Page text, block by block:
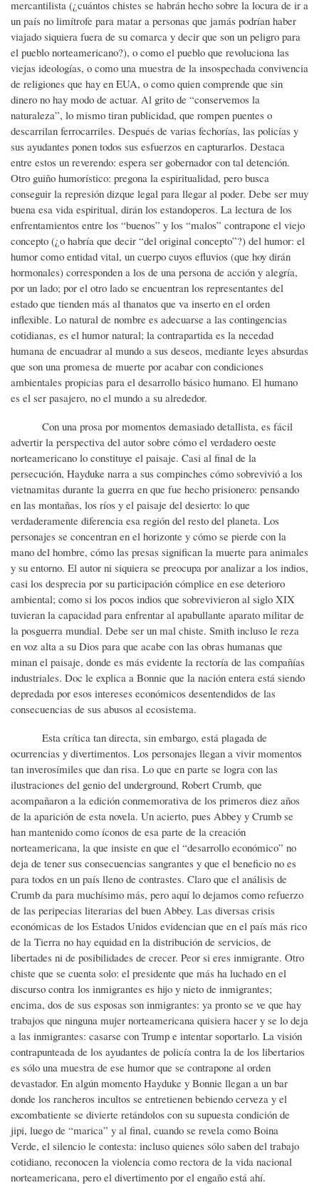
mercantilista (¿cuántos chistes se habrán hecho sobre la locura de ir a
un país no limítrofe para matar a personas que jamás podrían haber
viajado siquiera fuera de su comarca y decir que son un peligro para
el pueblo norteamericano?), o como el pueblo que revoluciona las
viejas ideologías, o como una muestra de la insospechada convivencia
de religiones que hay en EUA, o como quien comprende que sin
dinero no hay modo de actuar. Al grito de “conservemos la
naturaleza”, lo mismo tiran publicidad, que rompen puentes o
descarrilan ferrocarriles. Después de varias fechorías, las policías y
sus ayudantes ponen todos sus esfuerzos en capturarlos. Destaca
entre estos un reverendo: espera ser gobernador con tal detención.
Otro guiño humorístico: pregona la espiritualidad, pero busca
conseguir la represión dizque legal para llegar al poder. Debe ser muy
buena esa vida espiritual, dirán los estandoperos. La lectura de los
enfrentamientos entre los “buenos” y los “malos” contrapone el viejo
concepto (¿o habría que decir “del original concepto”?) del humor: el
humor como entidad vital, un cuerpo cuyos efluvios (que hoy dirán
hormonales) corresponden a los de una persona de acción y alegría,
por un lado; por el otro lado se encuentran los representantes del
estado que tienden más al thanatos que va inserto en el orden
inflexible. Lo natural de nombre es adecuarse a las contingencias
cotidianas, es el humor natural; la contrapartida es la necedad
humana de encuadrar al mundo a sus deseos, mediante leyes absurdas
que son una promesa de muerte por acabar con condiciones
ambientales propicias para el desarrollo básico humano. El humano
es el ser pasajero, no el mundo a su alrededor.
Con una prosa por momentos demasiado detallista, es fácil
advertir la perspectiva del autor sobre cómo el verdadero oeste
norteamericano lo constituye el paisaje. Casi al final de la
persecución, Hayduke narra a sus compinches cómo sobrevivió a los
vietnamitas durante la guerra en que fue hecho prisionero: pensando
en las montañas, los ríos y el paisaje del desierto: lo que
verdaderamente diferencia esa región del resto del planeta. Los
personajes se concentran en el horizonte y cómo se pierde con la
mano del hombre, cómo las presas significan la muerte para animales
y su entorno. El autor ni siquiera se preocupa por analizar a los indios,
casi los desprecia por su participación cómplice en ese deterioro
ambiental; como si los pocos indios que sobrevivieron al siglo XIX
tuvieran la capacidad para enfrentar al apabullante aparato militar de
la posguerra mundial. Debe ser un mal chiste. Smith incluso le reza
en voz alta a su Dios para que acabe con las obras humanas que
minan el paisaje, donde es más evidente la rectoría de las compañías
industriales. Doc le explica a Bonnie que la nación entera está siendo
depredada por esos intereses económicos desentendidos de las
consecuencias de sus abusos al ecosistema.
Esta crítica tan directa, sin embargo, está plagada de
ocurrencias y divertimentos. Los personajes llegan a vivir momentos
tan inverosímiles que dan risa. Lo que en parte se logra con las
ilustraciones del genio del underground, Robert Crumb, que
acompañaron a la edición conmemorativa de los primeros diez años
de la aparición de esta novela. Un acierto, pues Abbey y Crumb se
han mantenido como íconos de esa parte de la creación
norteamericana, la que insiste en que el “desarrollo económico” no
deja de tener sus consecuencias sangrantes y que el beneficio no es
para todos en un país lleno de contrastes. Claro que el análisis de
Crumb da para muchísimo más, pero aquí lo dejamos como refuerzo
de las peripecias literarias del buen Abbey. Las diversas crisis
económicas de los Estados Unidos evidencian que en el país más rico
de la Tierra no hay equidad en la distribución de servicios, de
libertades ni de posibilidades de crecer. Peor si eres inmigrante. Otro
chiste que se cuenta solo: el presidente que más ha luchado en el
discurso contra los inmigrantes es hijo y nieto de inmigrantes;
encima, dos de sus esposas son inmigrantes: ya pronto se ve que hay
trabajos que ninguna mujer norteamericana quisiera hacer y se lo deja
a las inmigrantes: casarse con Trump e intentar soportarlo. La visión
contrapunteada de los ayudantes de policía contra la de los libertarios
es sólo una muestra de ese humor que se contrapone al orden
devastador. En algún momento Hayduke y Bonnie llegan a un bar
donde los rancheros incultos se entretienen bebiendo cerveza y el
excombatiente se divierte retándolos con su supuesta condición de
jipi, luego de “marica” y al final, cuando se revela como Boina
Verde, el silencio le contesta: incluso quienes sólo saben del trabajo
cotidiano, reconocen la violencia como rectora de la vida nacional
norteamericana, pero el divertimento por el engaño está ahí.